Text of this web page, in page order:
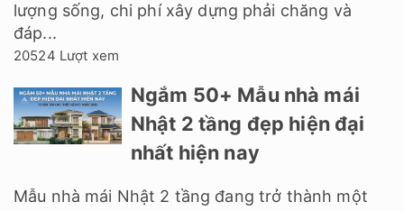
lượng sống, chi phí xây dựng phải chăng và
đáp...
20524 Lượt xem
Ngắm 50+ Mẫu nhà mái
Nhật 2 tầng đẹp hiện đại
nhất hiện nay
Mẫu nhà mái Nhật 2 tầng đang trở thành một